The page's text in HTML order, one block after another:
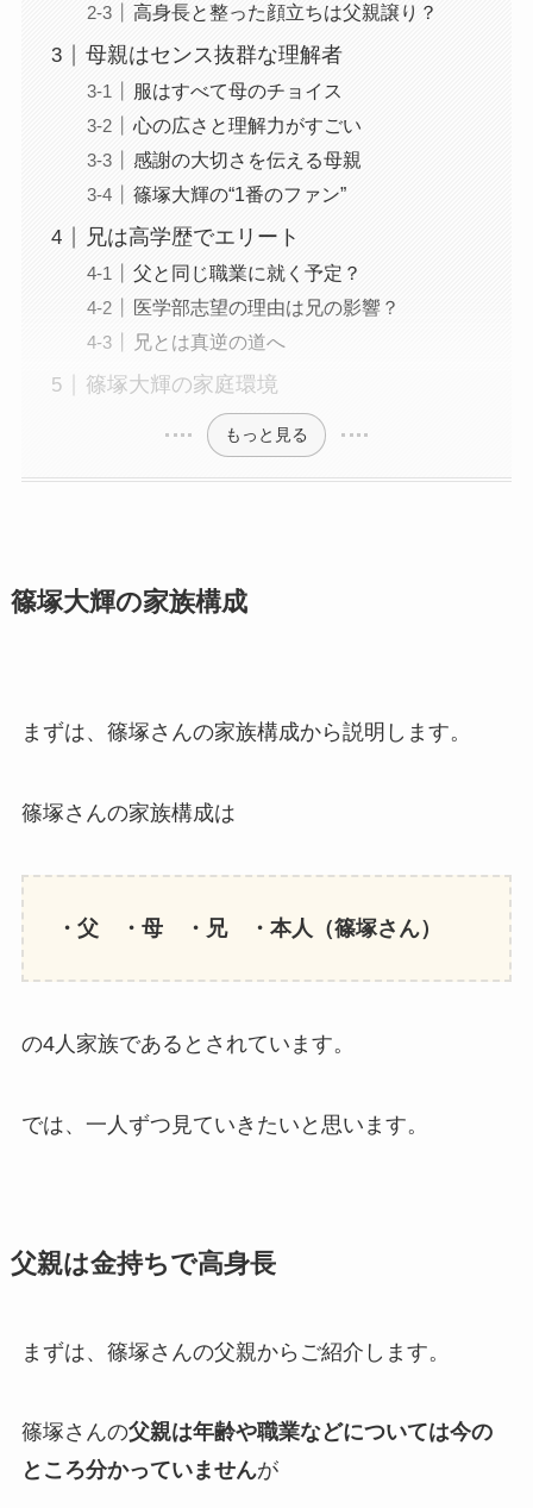
高身長と整った顔立ちは父親譲り？
母親はセンス抜群な理解者
服はすべて母のチョイス
心の広さと理解力がすごい
感謝の大切さを伝える母親
篠塚大輝の“1番のファン”
兄は高学歴でエリート
父と同じ職業に就く予定？
医学部志望の理由は兄の影響？
兄とは真逆の道へ
篠塚大輝の家庭環境
もっと見る
篠塚大輝の家族構成
まずは、篠塚さんの家族構成から説明します。
篠塚さんの家族構成は
・父 ・母 ・兄 ・本人（篠塚さん）
の4人家族であるとされています。
では、一人ずつ見ていきたいと思います。
父親は金持ちで高身長
まずは、篠塚さんの父親からご紹介します。
篠塚さんの父親は年齢や職業などについては今の
ところ分かっていませんが